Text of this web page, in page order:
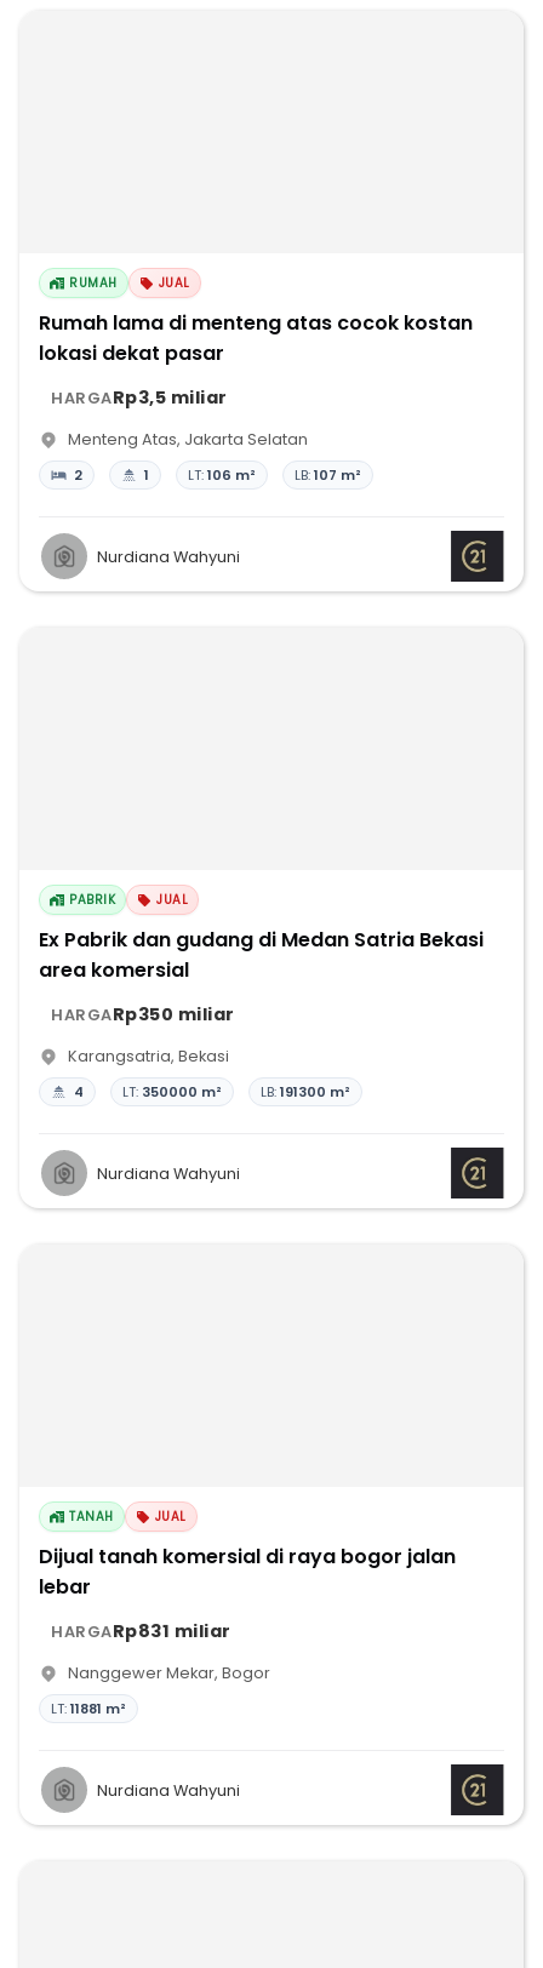
RUMAH JUAL
Rumah lama di menteng atas cocok kostan
lokasi dekat pasar
HARGARp3,5 miliar
Menteng Atas, Jakarta Selatan
2 1 LT:106 m² LB:107 m²
Nurdiana Wahyuni
PABRIK JUAL
Ex Pabrik dan gudang di Medan Satria Bekasi
area komersial
HARGARp350 miliar
Karangsatria, Bekasi
4 LT: 350000 m² LB:191300 m²
Nurdiana Wahyuni
TANAH JUAL
Dijual tanah komersial di raya bogor jalan
lebar
HARGARp831 miliar
Nanggewer Mekar, Bogor
LT:11881 m²
Nurdiana Wahyuni